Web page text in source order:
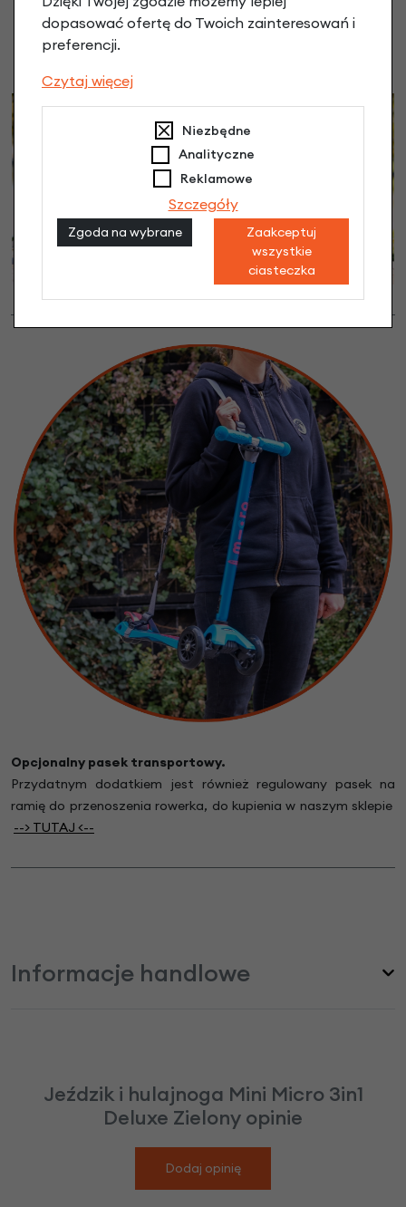
Opcjonalny pasek transportowy.
Przydatnym dodatkiem jest również regulowany pasek na
ramię do przenoszenia rowerka, do kupienia w naszym sklepie
--> TUTAJ <--
Informacje handlowe
Jeździk i hulajnoga Mini Micro 3in1
Deluxe Zielony opinie
Dodaj opinię
dopasować ofertę do Twoich zainteresowań i
preferencji.
Czytaj więcej
Niezbędne
Analityczne
Reklamowe
Szczegóły
Zgoda na wybrane
Zaakceptuj
wszystkie
ciasteczka